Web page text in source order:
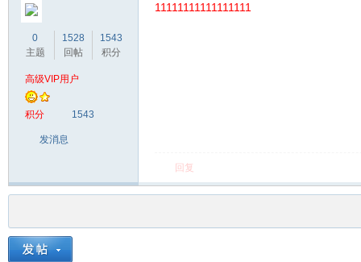
0
主题
1528
回帖
1543
积分
高级VIP用户
积分 1543
发消息
11111111111111111
回复